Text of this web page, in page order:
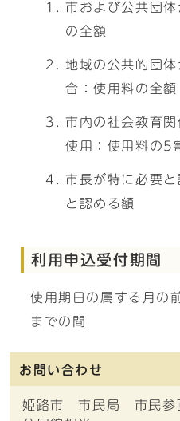
市および公共団
の全額
地域の公共的団
合：使用料の全額
市内の社会教育
使用：使用料の5
市長が特に必要
と認める額
利用申込受付期間
使用期日の属する月の
までの間
お問い合わせ
姫路市 市民局 市民